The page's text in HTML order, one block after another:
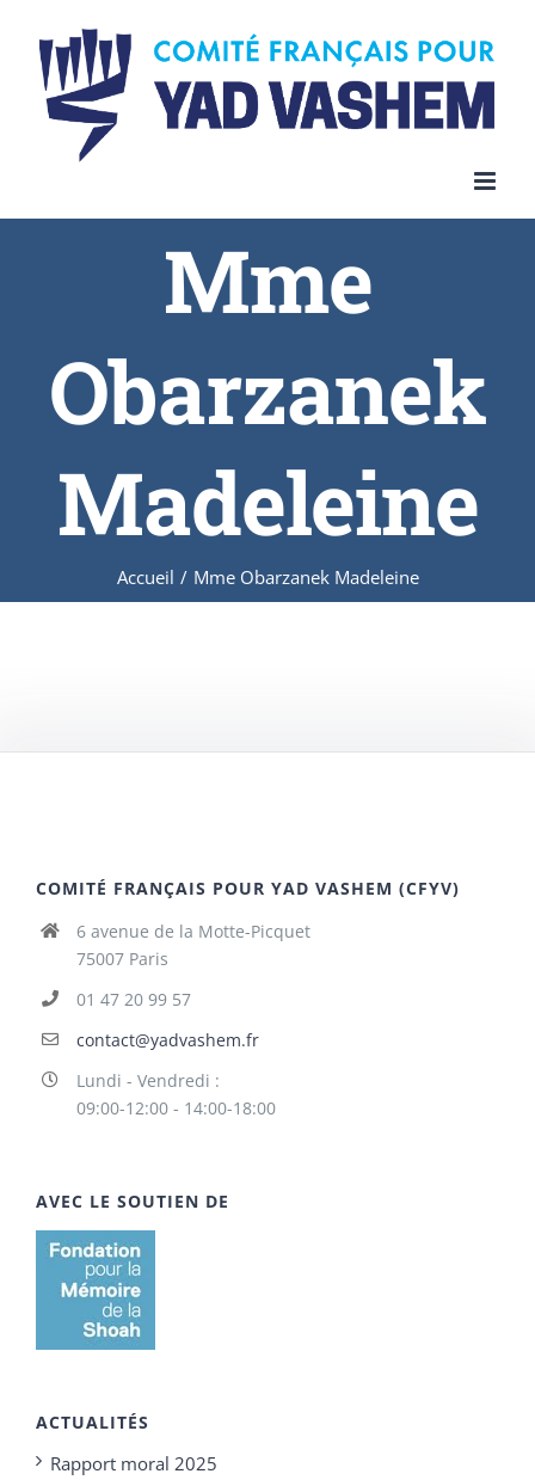
content
Mme
Obarzanek
Madeleine
Accueil / Mme Obarzanek Madeleine
COMITÉ FRANÇAIS POUR YAD VASHEM (CFYV)
6 avenue de la Motte-Picquet
75007 Paris
01 47 20 99 57
contact@yadvashem.fr
Lundi - Vendredi :
09:00-12:00 - 14:00-18:00
AVEC LE SOUTIEN DE
ACTUALITÉS
Rapport moral 2025